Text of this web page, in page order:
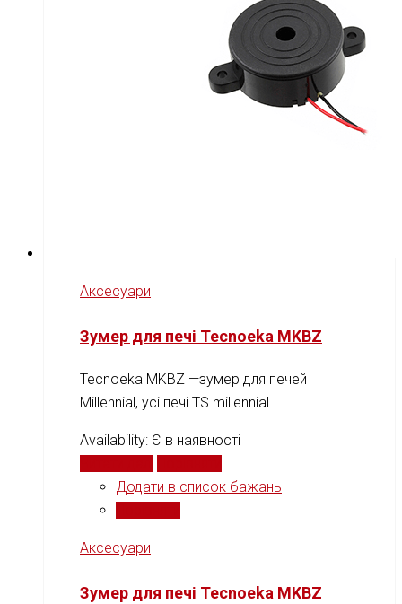
Аксесуари
Зумер для печі Tecnoeka MKBZ
Tecnoeka MKBZ —зумер для печей
Millennial, усі печі TS millennial.
Availability: Є в наявності
Додати в список бажань
Аксесуари
Зумер для печі Tecnoeka MKBZ